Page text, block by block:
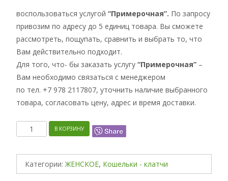
воспользоваться услугой “Примерочная”. По запросу
привозим по адресу до 5 единиц товара. Вы сможете
рассмотреть, пощупать, сравнить и выбрать то, что
Вам действительно подходит.
Для того, что- бы заказать услугу “Примерочная” –
Вам необходимо связаться с менеджером
по тел. +7 978 2117807, уточнить наличие выбранного
товара, согласовать цену, адрес и время доставки.
КоличествоВ КОРЗИНУ
Категории: ЖЕНСКОЕ, Кошельки - клатчи